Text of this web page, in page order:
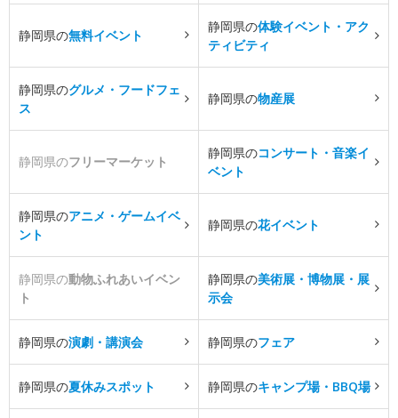
静岡県の無料イベント
静岡県の体験イベント・アク
ティビティ
静岡県のグルメ・フードフェ
ス
静岡県の物産展
静岡県のフリーマーケット
静岡県のコンサート・音楽イ
ベント
静岡県のアニメ・ゲームイベ
ント
静岡県の花イベント
静岡県の動物ふれあいイベン
ト
静岡県の美術展・博物展・展
示会
静岡県の演劇・講演会 静岡県のフェア
静岡県の夏休みスポット 静岡県のキャンプ場・BBQ場